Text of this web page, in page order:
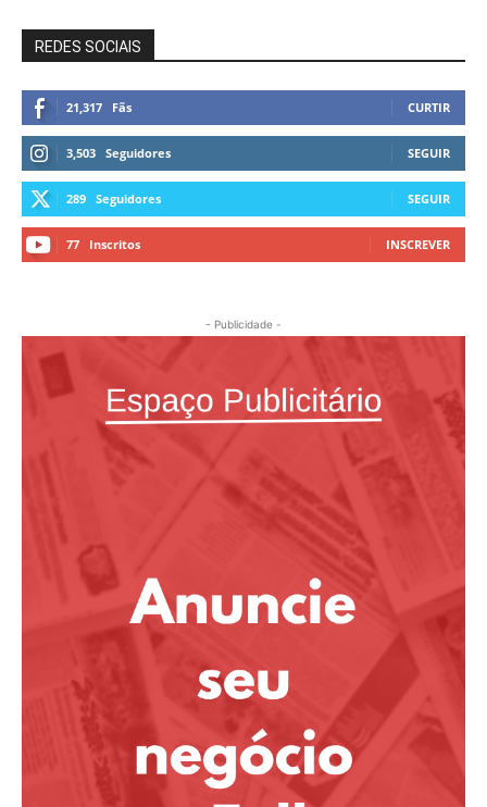
REDES SOCIAIS
21,317 Fãs CURTIR
3,503 Seguidores SEGUIR
289 Seguidores SEGUIR
77 Inscritos INSCREVER
- Publicidade -